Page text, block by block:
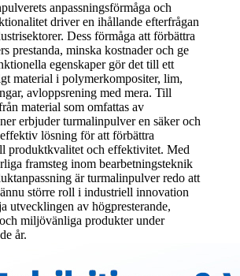
anpassningsförmåga och
driver en ihållande efterfrågan
Dess förmåga att förbättra
prestanda, minska kostnader och ge
egenskaper gör det till ett
material i polymerkompositer, lim,
avloppsrening med mera. Till
material som omfattas av
erbjuder turmalinpulver en säker och
lösning för att förbättra
produktkvalitet och effektivitet. Med
framsteg inom bearbetningsteknik
är turmalinpulver redo att
större roll i industriell innovation
utvecklingen av högpresterande,
miljövänliga produkter under
år.